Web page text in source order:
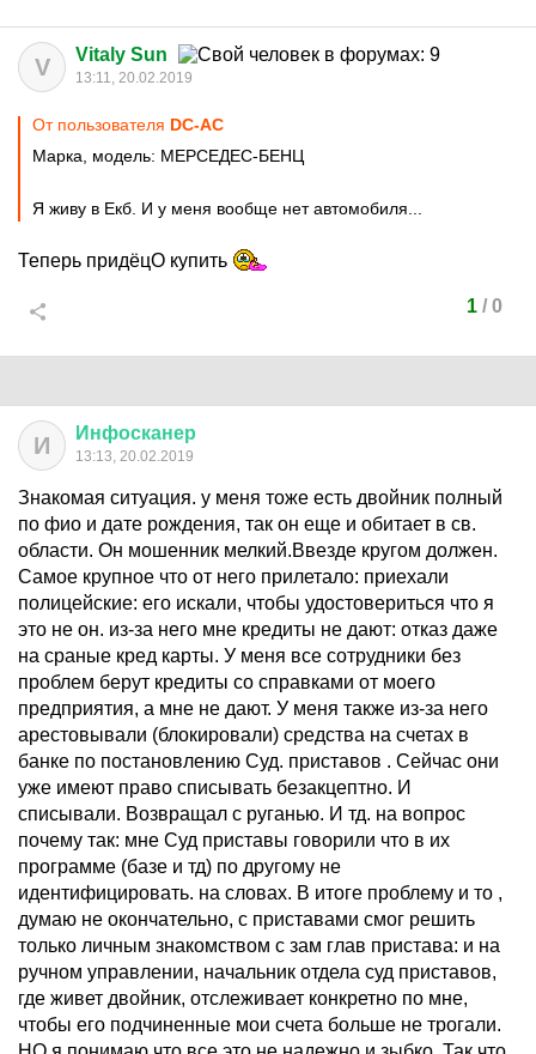
V Vitaly Sun
13:11, 20.02.2019
От пользователя DC-AC
Марка, модель: МЕРСЕДЕС-БЕНЦ
Я живу в Екб. И у меня вообще нет автомобиля...
Теперь придёцО купить
1/ 0
И Инфосканер
13:13, 20.02.2019
Знакомая ситуация. у меня тоже есть двойник полный
по фио и дате рождения, так он еще и обитает в св.
области. Он мошенник мелкий.Ввезде кругом должен.
Самое крупное что от него прилетало: приехали
полицейские: его искали, чтобы удостовериться что я
это не он. из-за него мне кредиты не дают: отказ даже
на сраные кред карты. У меня все сотрудники без
проблем берут кредиты со справками от моего
предприятия, а мне не дают. У меня также из-за него
арестовывали (блокировали) средства на счетах в
банке по постановлению Суд. приставов . Сейчас они
уже имеют право списывать безакцептно. И
списывали. Возвращал с руганью. И тд. на вопрос
почему так: мне Суд приставы говорили что в их
программе (базе и тд) по другому не
идентифицировать. на словах. В итоге проблему и то ,
думаю не окончательно, с приставами смог решить
только личным знакомством с зам глав пристава: и на
ручном управлении, начальник отдела суд приставов,
где живет двойник, отслеживает конкретно по мне,
чтобы его подчиненные мои счета больше не трогали.